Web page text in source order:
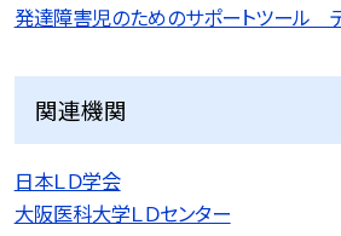
発達障害児のためのサポートツール
関連機関
日本ＬＤ学会
大阪医科大学ＬＤセンター